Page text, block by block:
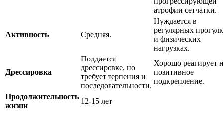
атрофии сетчатки.
Активность Средняя.
Нуждается в
регулярных
и физических
нагрузках.
Дрессировка
Поддается
дрессировке, но
требует терпения и
последовательности.
Хорошо реагирует
позитивное
подкрепление.
Продолжительность
жизни
12-15 лет